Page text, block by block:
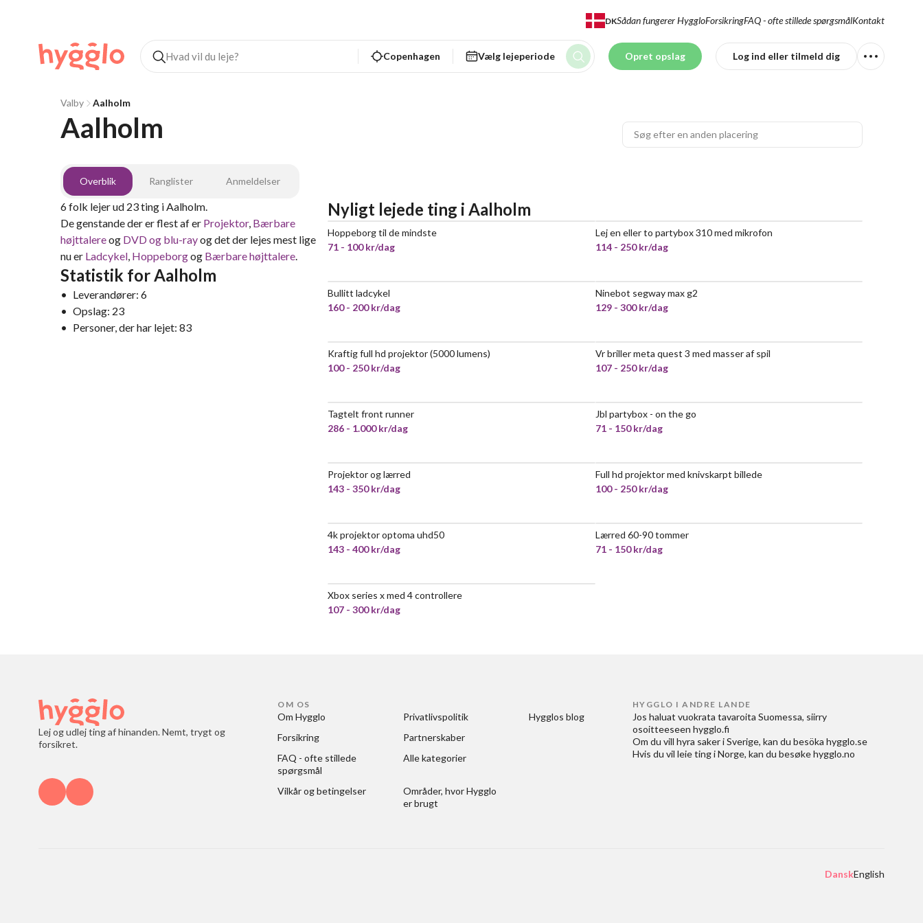
DKSådan fungerer HyggloForsikringFAQ - ofte stillede spørgsmålKontakt
Copenhagen Vælg lejeperiode Opret opslag Log ind eller tilmeld dig
Valby Aalholm
Aalholm
Overblik Ranglister Anmeldelser
6folk lejer ud 23ting i Aalholm
De genstande der er flest af er Projektor, Bærbare
højttalereog DVD og blu-rayog det der lejes mest lige
nu er Ladcykel Hoppeborgog Bærbare højttalere
Statistik for Aalholm
• Leverandører: 6
• Opslag: 23
• Personer, der har lejet: 83
Nyligt lejede ting i Aalholm
Hoppeborg til de mindste
71 - 100 kr/dag
Lej en eller to partybox 310 med mikrofon
114 - 250 kr/dag
Bullitt ladcykel
160 - 200 kr/dag
Ninebot segway max g2
129 - 300 kr/dag
Kraftig full hd projektor (5000 lumens)
100 - 250 kr/dag
Vr briller meta quest 3 med masser af spil
107 - 250 kr/dag
Tagtelt front runner
286 - 1.000 kr/dag
Jbl partybox - on the go
71 - 150 kr/dag
Projektor og lærred
143 - 350 kr/dag
Full hd projektor med knivskarpt billede
100 - 250 kr/dag
4k projektor optoma uhd50
143 - 400 kr/dag
Lærred 60-90 tommer
71 - 150 kr/dag
Xbox series x med 4 controllere
107 - 300 kr/dag
Lej og udlej ting af hinanden. Nemt, trygt og
forsikret.
OM OS
Om Hygglo
Forsikring
FAQ - ofte stillede
spørgsmål
Vilkår og betingelser
Privatlivspolitik
Partnerskaber
Alle kategorier
Områder, hvor Hygglo
er brugt
Hygglos blog
HYGGLO I ANDRE LANDE
Jos haluat vuokrata tavaroita Suomessa, siirry
osoitteeseen hygglo.fi
Om du vill hyra saker i Sverige, kan du besöka hygglo.se
Hvis du vil leie ting i Norge, kan du besøke hygglo.no
DanskEnglish